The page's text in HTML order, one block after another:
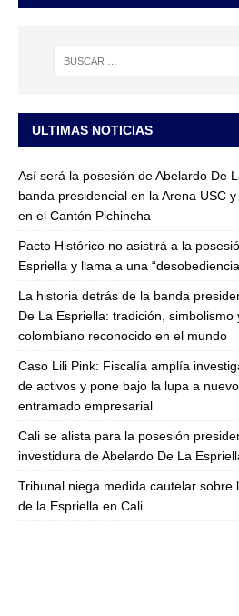
ULTIMAS NOTICIAS
Así será la posesión de Abelardo De
banda presidencial en la Arena USC
en el Cantón Pichincha
Pacto Histórico no asistirá a la
Espriella y llama a una
La historia detrás de la banda
De La Espriella: tradición,
colombiano reconocido en el mundo
Caso Lili Pink: Fiscalía amplía
de activos y pone bajo la lupa a
entramado empresarial
Cali se alista para la posesión
investidura de Abelardo De La
Tribunal niega medida cautelar sobre
de la Espriella en Cali